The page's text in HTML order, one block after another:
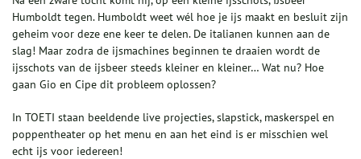
Humboldt tegen. Humboldt weet wél hoe je ijs maakt en besluit zijn
geheim voor deze ene keer te delen. De italianen kunnen aan de
slag! Maar zodra de ijsmachines beginnen te draaien wordt de
ijsschots van de ijsbeer steeds kleiner en kleiner… Wat nu? Hoe
gaan Gio en Cipe dit probleem oplossen?
In TOETI staan beeldende live projecties, slapstick, maskerspel en
poppentheater op het menu en aan het eind is er misschien wel
echt ijs voor iedereen!